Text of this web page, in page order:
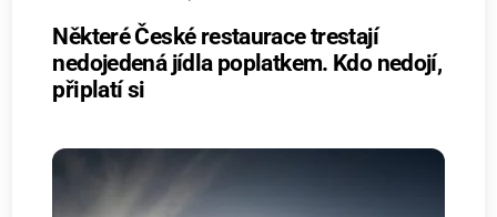
Některé České restaurace trestají
nedojedená jídla poplatkem. Kdo nedojí,
připlatí si